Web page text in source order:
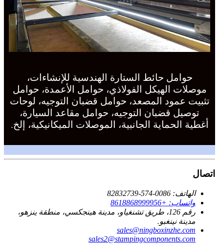
حوامل حائط الستارة الهندسية للإنشاءات،
موصلات الهيكل الفولاذي، حوامل الأعمدة، حوامل
تثبيت عمود المصعد، حوامل قضبان التوجيه، لوحات
توصيل قضبان التوجيه، حوامل مقاعد السيارة،
أغطية الحماية الجانبية، الموصلات الميكانيكية، إلخ.
اتصال
الهاتف: 0086-574-82832739
واتساب: +8618868999956
رقم 126، طريق تشنغياو، مدينة هينجكسي، منطقة ينزهو،
مدينة نينغبو.
sales@ningboxinzhe.com
sales2@stampingcomponents.com